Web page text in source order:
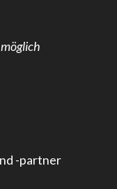
-partner